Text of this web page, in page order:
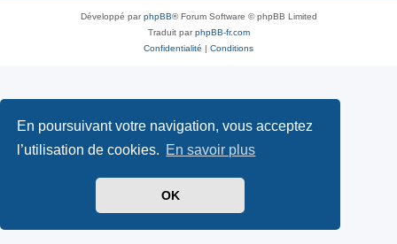
En poursuivant votre navigation, vous acceptez
l’utilisation de cookies. En savoir plus
OK
Développé parphpBB® Forum Software © phpBB Limited
Traduit parphpBB-fr.com
Confidentialité | Conditions